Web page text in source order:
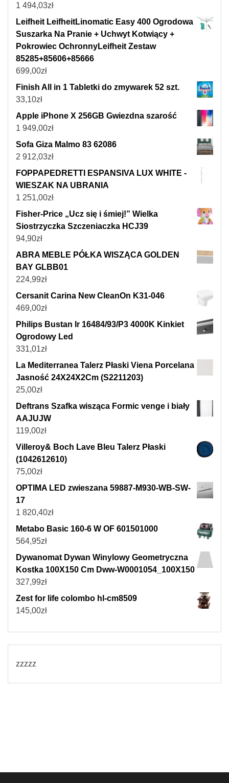
1 494,03zł
Leifheit LeifheitLinomatic Easy 400 Ogrodowa
Suszarka Na Pranie + Uchwyt Kotwiący +
Pokrowiec OchronnyLeifheit Zestaw
85285+85606+85666
699,00zł
Finish All in 1 Tabletki do zmywarek 52 szt.
33,10zł
Apple iPhone X 256GB Gwiezdna szarość
1 949,00zł
Sofa Giza Malmo 83 62086
2 912,03zł
FOPPAPEDRETTI ESPANSIVA LUX WHITE -
WIESZAK NA UBRANIA
1 251,00zł
Fisher-Price „Ucz się i śmiej!” Wielka
Siostrzyczka Szczeniaczka HCJ39
94,90zł
ABRA MEBLE PÓŁKA WISZĄCA GOLDEN
BAY GLBB01
224,99zł
Cersanit Carina New CleanOn K31-046
469,00zł
Philips Bustan Ir 16484/93/P3 4000K Kinkiet
Ogrodowy Led
331,01zł
La Mediterranea Talerz Płaski Viena Porcelana
Jasność 24X24X2Cm (S2211203)
25,00zł
Deftrans Szafka wisząca Formic venge i biały
AAJUJW
119,00zł
Villeroy& Boch Lave Bleu Talerz Płaski
(1042612610)
75,00zł
OPTIMA LED zwieszana 59887-M930-WB-SW-
17
1 820,40zł
Metabo Basic 160-6 W OF 601501000
564,95zł
Dywanomat Dywan Winylowy Geometryczna
Kostka 100X150 Cm Dww-W0001054_100X150
327,99zł
Zest for life colombo hl-cm8509
145,00zł
zzzzz